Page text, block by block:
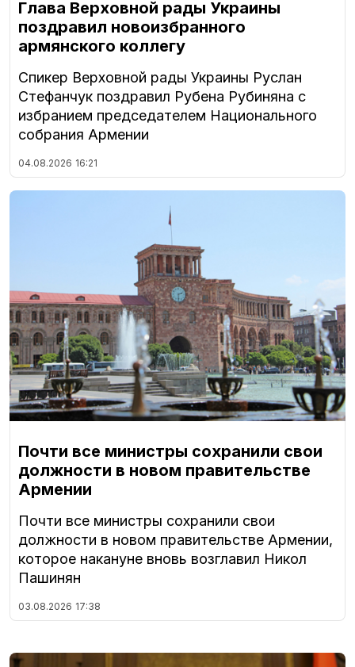
Глава Верховной рады Украины
поздравил новоизбранного
армянского коллегу
Спикер Верховной рады Украины Руслан
Стефанчук поздравил Рубена Рубиняна с
избранием председателем Национального
собрания Армении
04.08.2026 16:21
Почти все министры сохранили свои
должности в новом правительстве
Армении
Почти все министры сохранили свои
должности в новом правительстве Армении,
которое накануне вновь возглавил Никол
Пашинян
03.08.2026 17:38